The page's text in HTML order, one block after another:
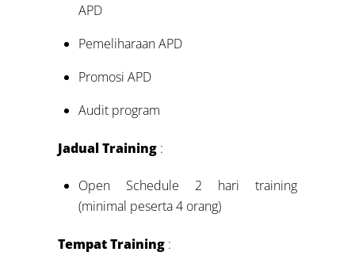
APD
Pemeliharaan APD
Promosi APD
Audit program
Jadual Training :
Open Schedule 2 hari training
(minimal peserta 4 orang)
Tempat Training :